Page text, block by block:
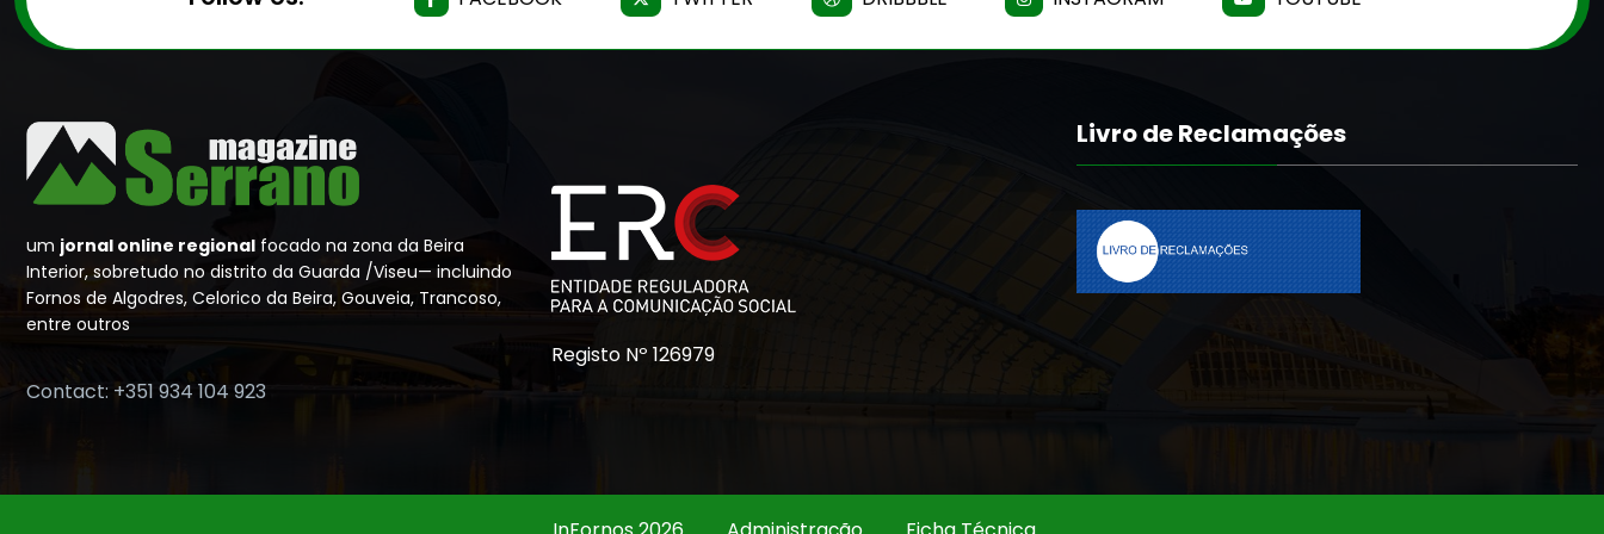
um jornal online regional focado na zona da Beira
Interior, sobretudo no distrito da Guarda /Viseu— incluindo
Fornos de Algodres, Celorico da Beira, Gouveia, Trancoso,
entre outros
Contact: +351 934 104 923
Registo Nº 126979
Livro de Reclamações